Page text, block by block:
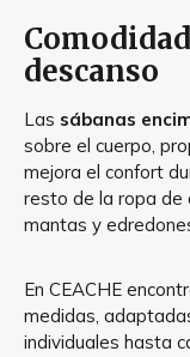
descanso
Las sábanas
sobre el cuerpo,
mejora el confort
resto de la ropa de
mantas y
En CEACHE
medidas,
individuales hasta